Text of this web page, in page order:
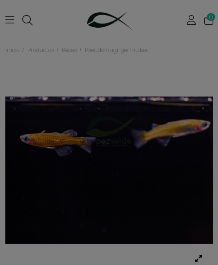
0
Inicio Productos Peces Pseudomugil gertrudae